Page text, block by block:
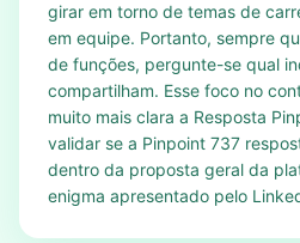
girar em torno de temas de
em equipe. Portanto, sempre
de funções, pergunte-se qual
compartilham. Esse foco no
muito mais clara a Resposta
validar se a Pinpoint 737
dentro da proposta geral da
enigma apresentado pelo